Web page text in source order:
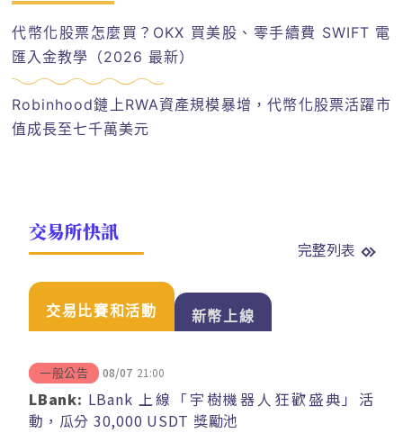
代幣化股票怎麼買？OKX 買美股、零手續費 SWIFT 電
匯入金教學（2026 最新）
Robinhood鏈上RWA資產規模暴增，代幣化股票活躍市
值成長至七千萬美元
交易所快訊
完整列表
交易比賽和活動 新幣上線
一般公告 08/07 21:00
LBank: LBank 上線「宇樹機器人狂歡盛典」活
動，瓜分 30,000 USDT 獎勵池